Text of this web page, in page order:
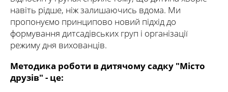
навіть рідше, ніж залишаючись вдома. Ми
пропонуємо принципово новий підхід до
формування дитсадівських груп і організації
режиму дня вихованців.
Методика роботи в дитячому садку "Місто
друзів" - це: